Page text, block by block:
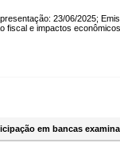
23/06/2025;
e impactos
em bancas